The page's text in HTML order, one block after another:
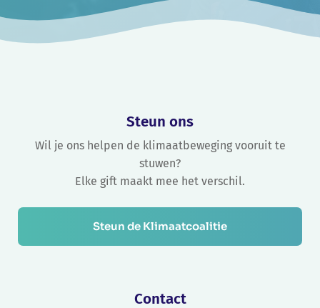
Steun ons
Wil je ons helpen de klimaatbeweging vooruit te
stuwen?
Elke gift maakt mee het verschil.
Steun de Klimaatcoalitie
Contact